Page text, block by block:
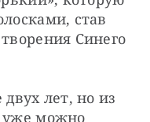
став
Синего
лет, но из
уже можно